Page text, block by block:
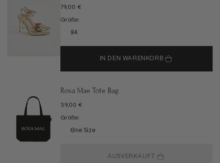
ANGEBOT
79,00 €
Größe:
34
IN DEN WARENKORB
Rosa Mae Tote Bag
ANGEBOT
39,00 €
Größe:
One Size
AUSVERKAUFT